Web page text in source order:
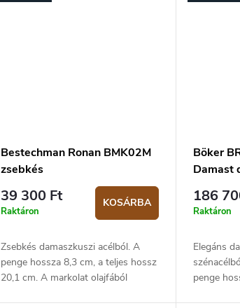
Bestechman Ronan BMK02M
zsebkés
39 300 Ft
Raktáron
KOSÁRBA
Zsebkés damaszkuszi acélból. A
penge hossza 8,3 cm, a teljes hossz
20,1 cm. A markolat olajfából
Böker
Damast
186
Raktáron
Elegáns
penge